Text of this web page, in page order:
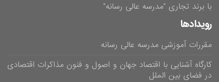
با برند تجاری "مدرسه عالی رسانه"
رویدادها
مقررات آموزشی مدرسه عالی رسانه
کارگاه آشنایی با اقتصاد جهان و اصول و فنون مذاکرات اقتصادی
در فضای بین الملل